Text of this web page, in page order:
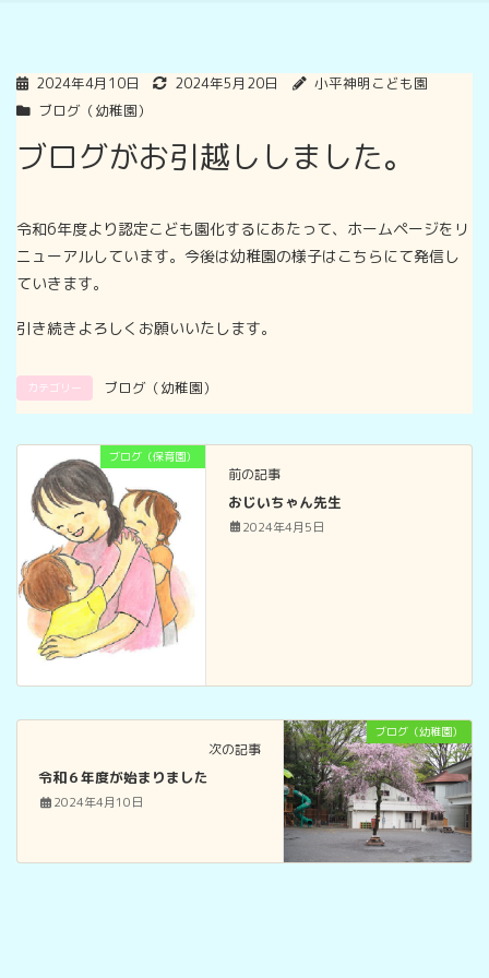
2024年4月10日 2024年5月20日
小平神明こども園
ブログ（幼稚園）
ブログがお引越ししました。
令和6年度より認定こども園化するにあたって、ホームページをリ
ニューアルしています。今後は幼稚園の様子はこちらにて発信し
ていきます。
引き続きよろしくお願いいたします。
カテゴリー ブログ（幼稚園）
ブログ（保育園）
前の記事
おじいちゃん先生
2024年4月5日
ブログ（幼稚園）
次の記事
令和６年度が始まりました
2024年4月10日